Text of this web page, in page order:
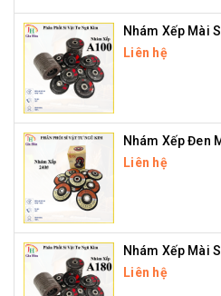
Nhám Xếp Mài
Liên hệ
Nhám Xếp Đen
Liên hệ
Nhám Xếp Mài
Liên hệ